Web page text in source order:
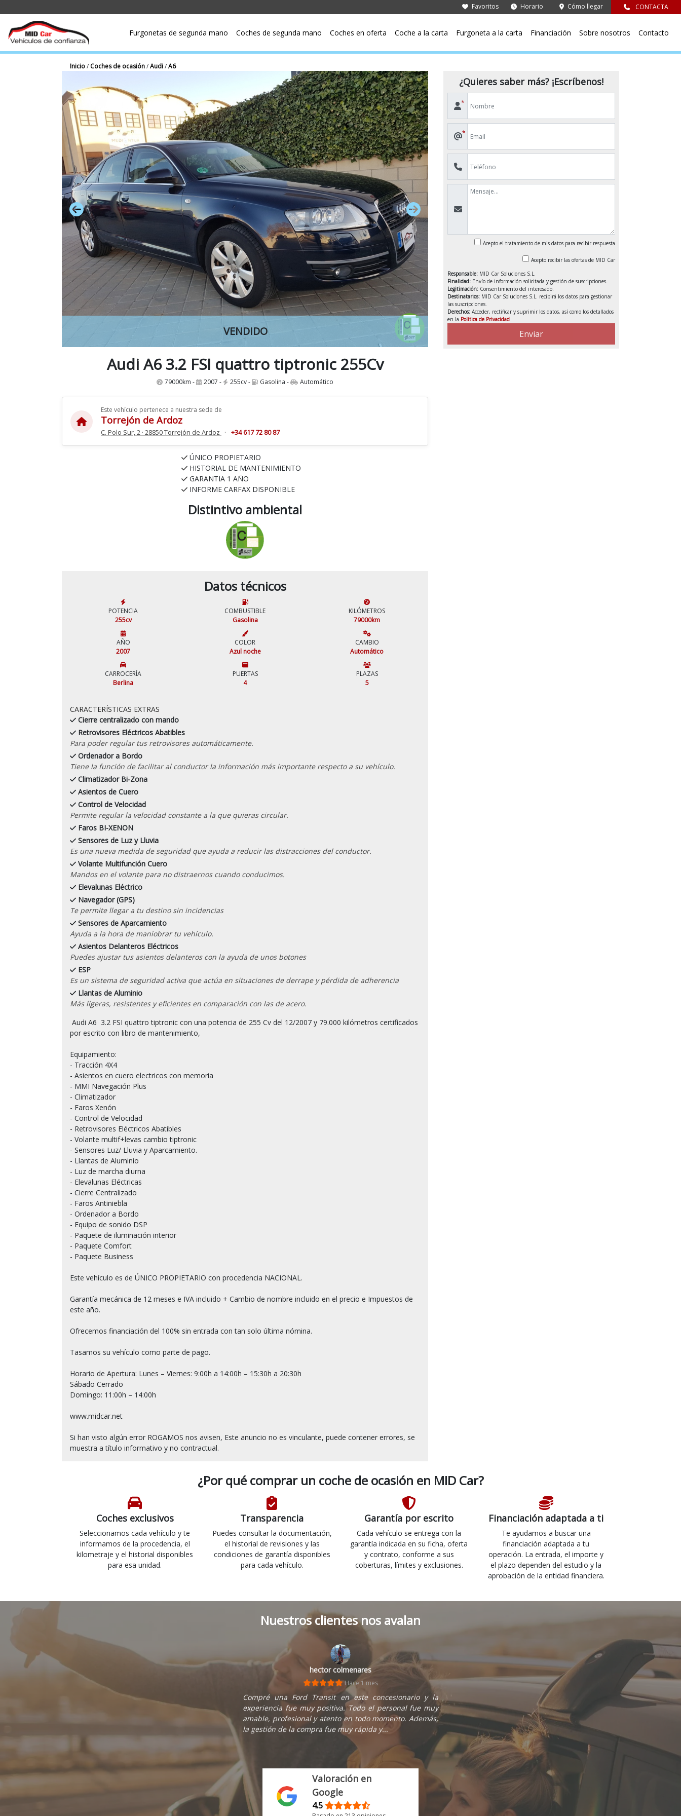
Favoritos Horario Cómo llegar CONTACTA
Furgonetas de segunda mano Coches de segunda mano Coches en oferta Coche a la carta Furgoneta a la carta Financiación Sobre nosotros Contacto
Inicio/ Coches de ocasión/Audi/A6
VENDIDO
Audi A6 3.2 FSI quattro tiptronic 255Cv
79000km - 2007 - 255cv - Gasolina - Automático
Este vehículo pertenece a nuestra sede de
Torrejón de Ardoz
C. Polo Sur, 2 · 28850 Torrejón de Ardoz · +34 617 72 80 87
ÚNICO PROPIETARIO
HISTORIAL DE MANTENIMIENTO
GARANTIA 1 AÑO
INFORME CARFAX DISPONIBLE
Distintivo ambiental
Datos técnicos
POTENCIA
255cv
COMBUSTIBLE
Gasolina
KILÓMETROS
79000km
AÑO
2007
COLOR
Azul noche
CAMBIO
Automático
CARROCERÍA
Berlina
PUERTAS
4
PLAZAS
5
CARACTERÍSTICAS EXTRAS
Cierre centralizado con mando
Retrovisores Eléctricos Abatibles
Para poder regular tus retrovisores automáticamente.
Ordenador a Bordo
Tiene la función de facilitar al conductor la información más importante respecto a su vehículo.
Climatizador Bi-Zona
Asientos de Cuero
Control de Velocidad
Permite regular la velocidad constante a la que quieras circular.
Faros BI-XENON
Sensores de Luz y Lluvia
Es una nueva medida de seguridad que ayuda a reducir las distracciones del conductor.
Volante Multifunción Cuero
Mandos en el volante para no distraernos cuando conducimos.
Elevalunas Eléctrico
Navegador (GPS)
Te permite llegar a tu destino sin incidencias
Sensores de Aparcamiento
Ayuda a la hora de maniobrar tu vehículo.
Asientos Delanteros Eléctricos
Puedes ajustar tus asientos delanteros con la ayuda de unos botones
ESP
Es un sistema de seguridad activa que actúa en situaciones de derrape y pérdida de adherencia
Llantas de Aluminio
Más ligeras, resistentes y eficientes en comparación con las de acero.
por escrito con libro de mantenimiento,
Equipamiento:
- Tracción 4X4
- Asientos en cuero electricos con memoria
- MMI Navegación Plus
- Climatizador
- Faros Xenón
- Control de Velocidad
- Retrovisores Eléctricos Abatibles
- Volante multif+levas cambio tiptronic
- Sensores Luz/ Lluvia y Aparcamiento.
- Llantas de Aluminio
- Luz de marcha diurna
- Elevalunas Eléctricas
- Cierre Centralizado
- Faros Antiniebla
- Ordenador a Bordo
- Equipo de sonido DSP
- Paquete de iluminación interior
- Paquete Comfort
- Paquete Business
Este vehículo es de ÚNICO PROPIETARIO con procedencia NACIONAL.
Garantía mecánica de 12 meses e IVA incluido + Cambio de nombre incluido en el precio e Impuestos de
este año.
Ofrecemos financiación del 100% sin entrada con tan solo última nómina.
Tasamos su vehículo como parte de pago.
Horario de Apertura: Lunes – Viernes: 9:00h a 14:00h – 15:30h a 20:30h
Sábado Cerrado
Domingo: 11:00h – 14:00h
www.midcar.net
Si han visto algún error ROGAMOS nos avisen, Este anuncio no es vinculante, puede contener errores, se
¿Quieres saber más? ¡Escríbenos!
*
*
Acepto el tratamiento de mis datos para recibir respuesta
Acepto recibir las ofertas de MID Car
Responsable: MID Car Soluciones S.L.
Finalidad: Envío de información solicitada y gestión de suscripciones.
Legitimación: Consentimiento del interesado.
Destinatarios: MID Car Soluciones S.L. recibirá los datos para gestionar
las suscripciones.
Derechos:Acceder, rectificar y suprimir los datos, así como los detallados
en la Política de Privacidad
Enviar
¿Por qué comprar un coche de ocasión en MID Car?
Coches exclusivos
Seleccionamos cada vehículo y te
informamos de la procedencia, el
kilometraje y el historial disponibles
para esa unidad.
Transparencia
Puedes consultar la documentación,
el historial de revisiones y las
condiciones de garantía disponibles
para cada vehículo.
Garantía por escrito
Cada vehículo se entrega con la
garantía indicada en su ficha, oferta
y contrato, conforme a sus
coberturas, límites y exclusiones.
Financiación adaptada a ti
Te ayudamos a buscar una
financiación adaptada a tu
operación. La entrada, el importe y
el plazo dependen del estudio y la
aprobación de la entidad financiera.
Nuestros clientes nos avalan
hector colmenares
Hace 1 mes
Compré una Ford Transit en este concesionario y la
experiencia fue muy positiva. Todo el personal fue muy
amable, profesional y atento en todo momento. Además,
la gestión de la compra fue muy rápida y...
Valoración en
Google
4.5